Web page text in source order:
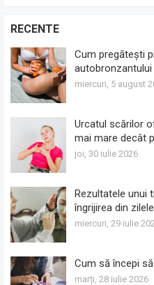
RECENTE
Cum pregătești
autobronzantului
miercuri, 5 august
Urcatul scărilor
mai mare decât
joi, 30 iulie 2026
Rezultatele unui
îngrijirea din
miercuri, 29 iulie
Cum să începi
marți, 28 iulie 2026